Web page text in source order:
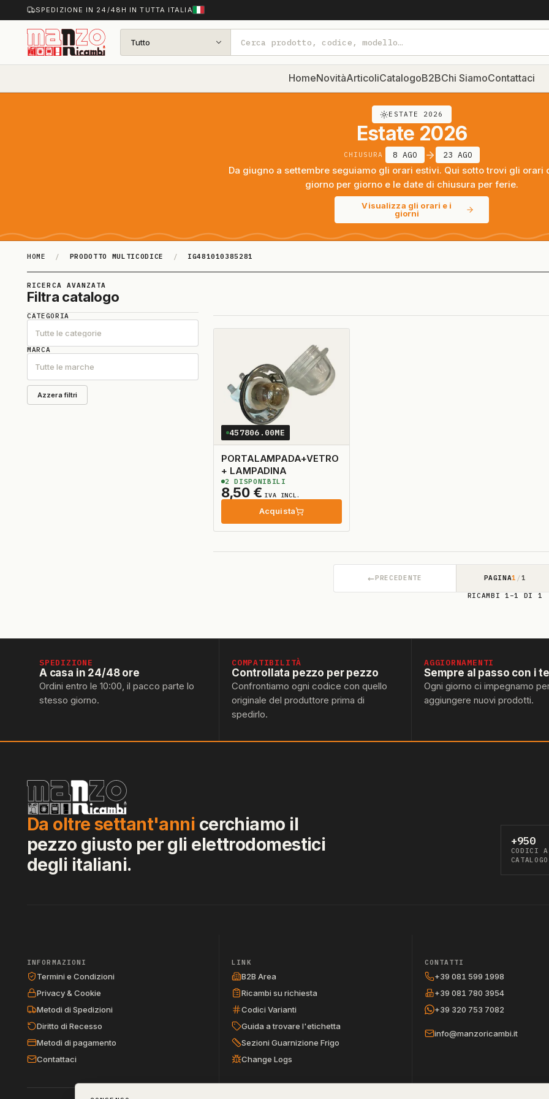
SPEDIZIONE IN 24/48H IN TUTTA ITALIA
Tutto
HomeNovitàArticoliCatalogoB2BChi SiamoContattaci
ESTATE 2026
Estate 2026
CHIUSURA 8 AGO 23 AGO
Da giugno a settembre seguiamo gli orari estivi. Qui sotto trovi gli orari
giorno per giorno e le date di chiusura per ferie.
Visualizza gli orari e i
giorni
HOME / PRODOTTO MULTICODICE / IG481010385281
IG481010385281
RICERCA AVANZATA
Filtra catalogo
CATEGORIA
Tutte le categorie
MARCA
Tutte le marche
Azzera filtri
457806.00ME
PORTALAMPADA+VETRO
+ LAMPADINA
8,50 € IVA INCL.
Acquista
2 DISPONIBILI
←PRECEDENTE PAGINA1 /1
RICAMBI 1–1 DI 1
SPEDIZIONE
A casa in 24/48 ore
Ordini entro le 10:00, il pacco parte lo
stesso giorno.
COMPATIBILITÀ
Controllata pezzo per pezzo
Confrontiamo ogni codice con quello
originale del produttore prima di
spedirlo.
AGGIORNAMENTI
Sempre al passo con i
Ogni giorno ci impegnamo
aggiungere nuovi prodotti.
Da oltre settant'anni cerchiamo il
pezzo giusto per gli elettrodomestici
degli italiani.
+950
CODICI A
CATALOGO
INFORMAZIONI
Termini e Condizioni
Privacy & Cookie
Metodi di Spedizioni
Diritto di Recesso
Metodi di pagamento
Contattaci
LINK
B2B Area
Ricambi su richiesta
Codici Varianti
Guida a trovare l'etichetta
Sezioni Guarnizione Frigo
Change Logs
CONTATTI
+39 081 599 1998
+39 081 780 3954
+39 320 753 7082
info@manzoricambi.it